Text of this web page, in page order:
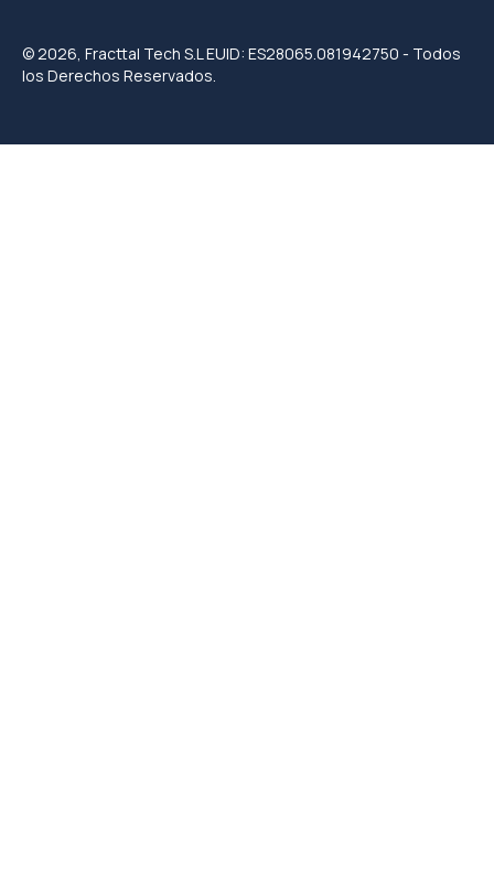
© 2026, Fracttal Tech S.L EUID: ES28065.081942750 - Todos
los Derechos Reservados.